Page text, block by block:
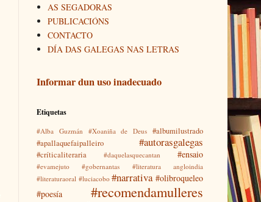
AS SEGADORAS
PUBLICACIÓNS
CONTACTO
DÍA DAS GALEGAS NAS LETRAS
Informar dun uso inadecuado
Etiquetas
#Alba Guzmán #Xoaniña de Deus
#albumilustrado
#apallaquefaipalleiro
#autorasgalegas
#críticaliteraria #daquelasquecantan #ensaio
#evamejuto #gobernantas
#literatura angloindia
#literaturaoral #luciacobo #narrativa #olibroqueleo
#poesía
#recomendamulleres